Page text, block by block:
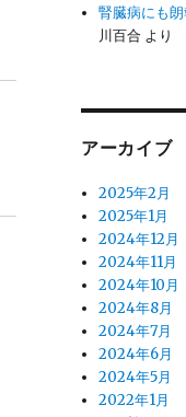
腎臓病にも
川百合 より
アーカイブ
2025年2月
2025年1月
2024年12月
2024年11月
2024年10月
2024年8月
2024年7月
2024年6月
2024年5月
2022年1月